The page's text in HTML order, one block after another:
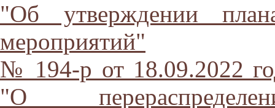
"Об утверждении
мероприятий"
№ 194-р от 18.09.2022
"О